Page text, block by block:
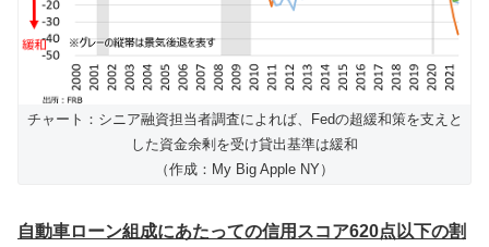
チャート：シニア融資担当者調査によれば、Fedの超緩和策を支えと
した資金余剰を受け貸出基準は緩和
（作成：My Big Apple NY）
自動車ローン組成にあたっての信用スコア620点以下の割